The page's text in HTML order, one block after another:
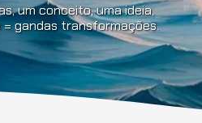
um conceito, uma ideia,
gandas transformações.